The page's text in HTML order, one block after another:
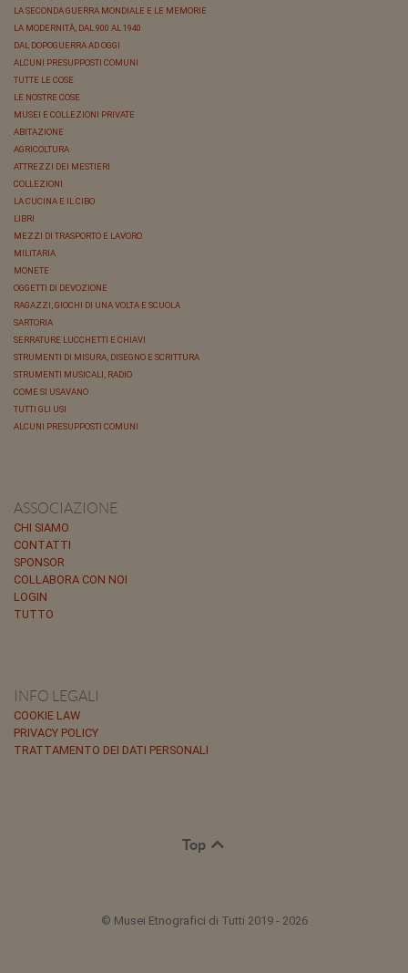
LA SECONDA GUERRA MONDIALE E LE MEMORIE
LA MODERNITÀ, DAL 900 AL 1940
DAL DOPOGUERRA AD OGGI
ALCUNI PRESUPPOSTI COMUNI
TUTTE LE COSE
LE NOSTRE COSE
MUSEI E COLLEZIONI PRIVATE
ABITAZIONE
AGRICOLTURA
ATTREZZI DEI MESTIERI
COLLEZIONI
LA CUCINA E IL CIBO
LIBRI
MEZZI DI TRASPORTO E LAVORO
MILITARIA
MONETE
OGGETTI DI DEVOZIONE
RAGAZZI, GIOCHI DI UNA VOLTA E SCUOLA
SARTORIA
SERRATURE LUCCHETTI E CHIAVI
STRUMENTI DI MISURA, DISEGNO E SCRITTURA
STRUMENTI MUSICALI, RADIO
COME SI USAVANO
TUTTI GLI USI
ALCUNI PRESUPPOSTI COMUNI
ASSOCIAZIONE
CHI SIAMO
CONTATTI
SPONSOR
COLLABORA CON NOI
LOGIN
TUTTO
INFO LEGALI
COOKIE LAW
PRIVACY POLICY
TRATTAMENTO DEI DATI PERSONALI
Top
© Musei Etnografici di Tutti 2019 - 2026